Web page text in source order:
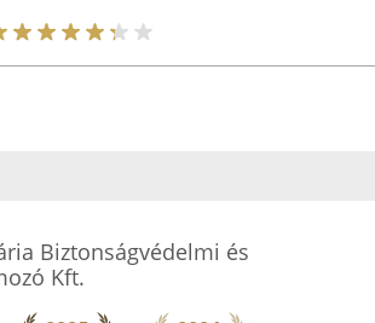
Biztonságvédelmi és
Kft.